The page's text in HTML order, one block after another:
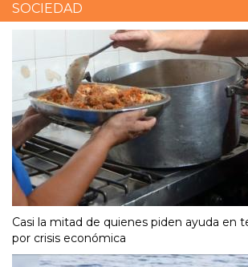
SOCIEDAD
Casi la mitad de quienes piden ayuda en
por crisis económica